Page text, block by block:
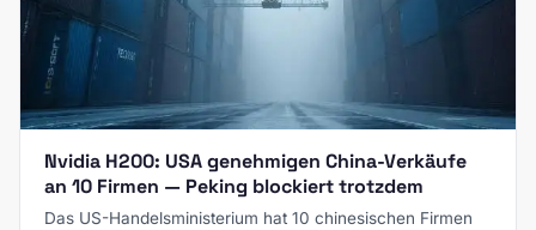
Nvidia H200: USA genehmigen China-Verkäufe
an 10 Firmen — Peking blockiert trotzdem
Das US-Handelsministerium hat 10 chinesischen Firmen